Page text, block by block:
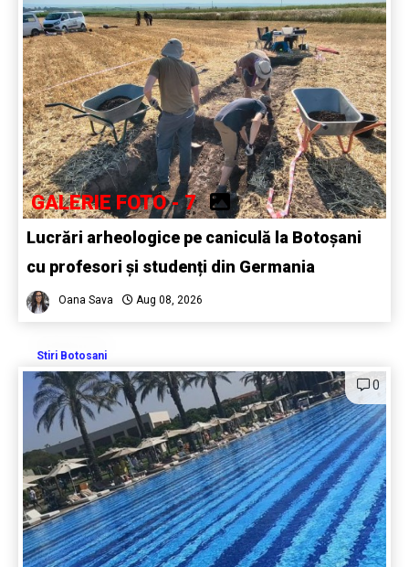
GALERIE FOTO - 7
Lucrări arheologice pe caniculă la Botoșani
cu profesori și studenți din Germania
Oana Sava Aug 08, 2026
Stiri Botosani
0